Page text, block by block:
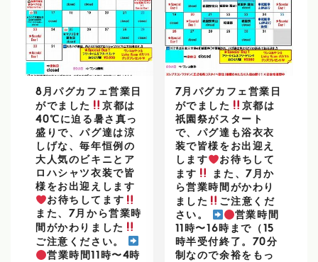
8月パグカフェ営業日
がでました
京都は
40℃に迫る暑さ真っ
盛りで、パグ達は涼
しげな、毎年恒例の
大人気のビキニとア
ロハシャツ衣装で皆
様をお出迎えします
お待ちしてます
また、7月から営業時
間がかわりました
ご注意ください。
営業時間11時〜4時
7月パグカフェ営業日
がでました
京都は
祇園祭がスタート
で、パグ達も浴衣衣
装で皆様をお出迎え
します
お待ちして
ます
また、7月か
ら営業時間がかわり
ました
ご注意くだ
さい。
営業時間
11時〜16時まで（15
時半受付終了。70分
制なので余裕をもっ